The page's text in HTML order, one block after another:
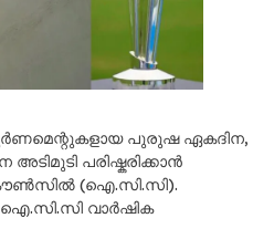
ടൂർണമെന്റുകളായ പുരുഷ ഏകദിന,
പരിഷ്കരിക്കാൻ
(ഐ.സി.സി).
വാർഷിക